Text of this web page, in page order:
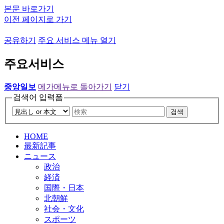
본문 바로가기
이전 페이지로 가기
공유하기 주요 서비스 메뉴 열기
주요서비스
중앙일보 메가메뉴로 돌아가기
닫기
검색어 입력폼
검색
HOME
最新記事
ニュース
政治
経済
国際・日本
北朝鮮
社会・文化
スポーツ